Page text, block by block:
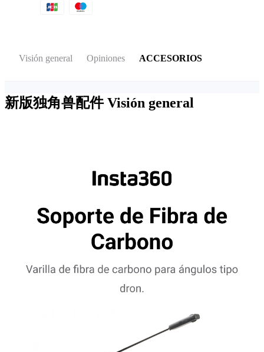
Visión general Opiniones ACCESORIOS
新版独角兽配件Visión general